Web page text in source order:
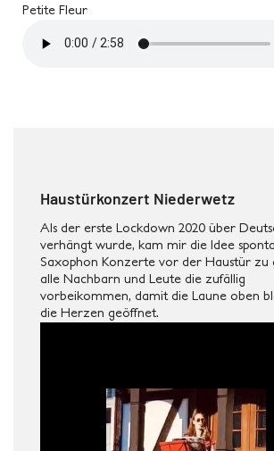
Petite Fleur
Haustürkonzert Niederwetz
Als der erste Lockdown 2020 über
verhängt wurde, kam mir die Idee
Saxophon Konzerte vor der Haustür zu
alle Nachbarn und Leute die zufällig
vorbeikommen, damit die Laune oben
die Herzen geöffnet.